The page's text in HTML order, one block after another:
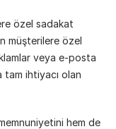
özel sadakat
müşterilere özel
veya e-posta
tam ihtiyacı olan
hem de